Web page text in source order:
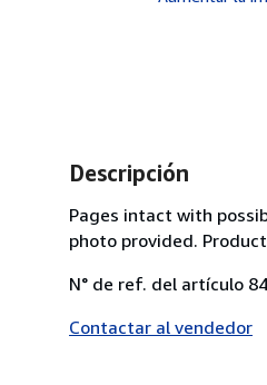
Descripción
Pages intact with
photo provided.
N° de ref. del artículo
Contactar al vendedor